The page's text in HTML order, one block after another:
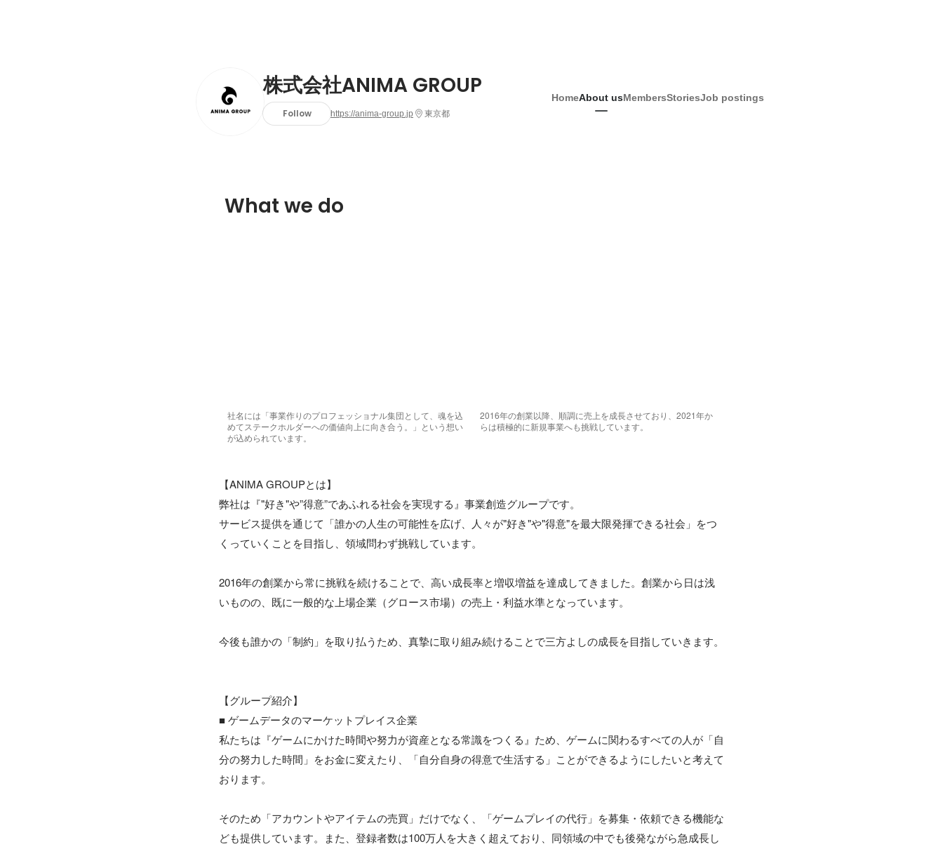
株式会社ANIMA GROUP
Follow https://anima-group.jp 東京都
HomeAbout usMembersStoriesJob postings
What we do
社名には「事業作りのプロフェッショナル集団として、魂を込
めてステークホルダーへの価値向上に向き合う。」という想い
が込められています。
2016年の創業以降、順調に売上を成長させており、2021年か
らは積極的に新規事業へも挑戦しています。
【ANIMA GROUPとは】
弊社は『"好き"や”得意”であふれる社会を実現する』事業創造グループです。
サービス提供を通じて「誰かの人生の可能性を広げ、人々が"好き"や"得意"を最大限発揮できる社会」をつ
くっていくことを目指し、領域問わず挑戦しています。
2016年の創業から常に挑戦を続けることで、高い成長率と増収増益を達成してきました。創業から日は浅
いものの、既に一般的な上場企業（グロース市場）の売上・利益水準となっています。
今後も誰かの「制約」を取り払うため、真摯に取り組み続けることで三方よしの成長を目指していきます。
【グループ紹介】
■ ゲームデータのマーケットプレイス企業
私たちは『ゲームにかけた時間や努力が資産となる常識をつくる』ため、ゲームに関わるすべての人が「自
分の努力した時間」をお金に変えたり、「自分自身の得意で生活する」ことができるようにしたいと考えて
おります。
そのため「アカウントやアイテムの売買」だけでなく、「ゲームプレイの代行」を募集・依頼できる機能な
ども提供しています。また、登録者数は100万人を大きく超えており、同領域の中でも後発ながら急成長し